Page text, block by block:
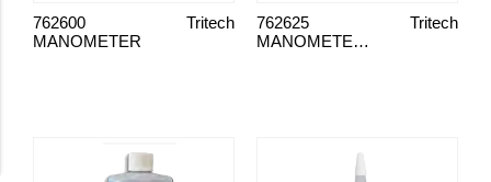
MANOMETER
Tritech
762600
MANOMETERSATS TRITECH 1/4"
Tritech
762625